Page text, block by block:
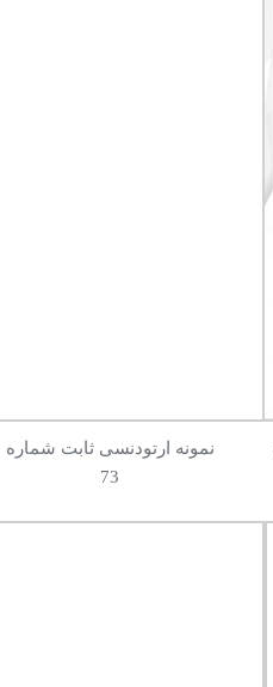
نمونه ارتودنسی ثابت شماره
73